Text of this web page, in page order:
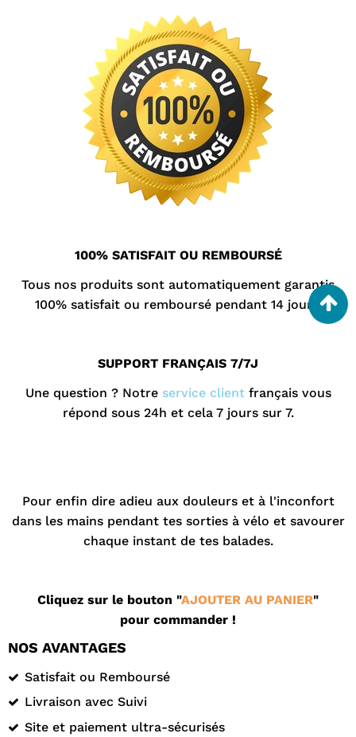
100% SATISFAIT OU REMBOURSÉ
Tous nos produits sont automatiquement garantis
100% satisfait ou remboursé pendant 14 jours.
SUPPORT FRANÇAIS 7/7J
Une question ? Notre service clientfrançais vous
répond sous 24h et cela 7 jours sur 7.
Pour enfin dire adieu aux douleurs et à l'inconfort
dans les mains pendant tes sorties à vélo et savourer
chaque instant de tes balades.
Cliquez sur le bouton "AJOUTER AU PANIER"
pour commander !
NOS AVANTAGES
Satisfait ou Remboursé
Livraison avec Suivi
Site et paiement ultra-sécurisés